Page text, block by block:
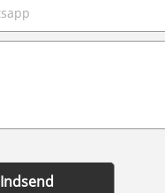
Indsend